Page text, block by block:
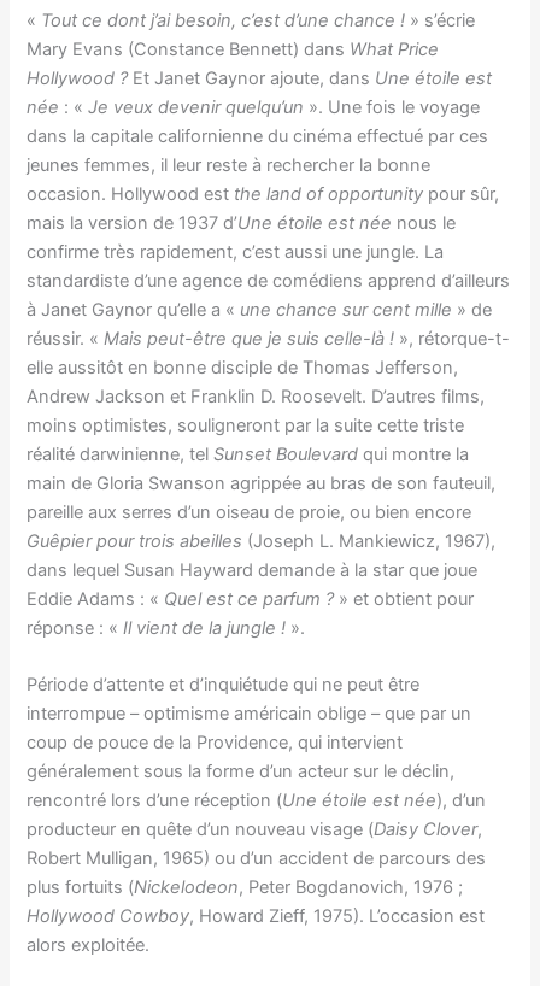
« Tout ce dont j’ai besoin, c’est d’une chance ! » s’écrie
Mary Evans (Constance Bennett) dans What Price
Hollywood ? Et Janet Gaynor ajoute, dans Une étoile est
née : «Je veux devenir quelqu’un ». Une fois le voyage
dans la capitale californienne du cinéma effectué par ces
jeunes femmes, il leur reste à rechercher la bonne
occasion. Hollywood est the land of opportunity pour sûr,
mais la version de 1937 d’Une étoile est née nous le
confirme très rapidement, c’est aussi une jungle. La
standardiste d’une agence de comédiens apprend d’ailleurs
à Janet Gaynor qu’elle a « une chance sur cent mille » de
réussir. «Mais peut-être que je suis celle-là ! », rétorque-t-
elle aussitôt en bonne disciple de Thomas Jefferson,
Andrew Jackson et Franklin D. Roosevelt. D’autres films,
moins optimistes, souligneront par la suite cette triste
réalité darwinienne, telSunset Boulevard qui montre la
main de Gloria Swanson agrippée au bras de son fauteuil,
pareille aux serres d’un oiseau de proie, ou bien encore
Guêpier pour trois abeilles (Joseph L. Mankiewicz, 1967),
dans lequel Susan Hayward demande à la star que joue
Eddie Adams : « Quel est ce parfum ?» et obtient pour
réponse : «Il vient de la jungle ! ».
Période d’attente et d’inquiétude qui ne peut être
interrompue – optimisme américain oblige – que par un
coup de pouce de la Providence, qui intervient
généralement sous la forme d’un acteur sur le déclin,
rencontré lors d’une réception (Une étoile est née), d’un
producteur en quête d’un nouveau visage (Daisy Clover,
Robert Mulligan, 1965) ou d’un accident de parcours des
plus fortuits (Nickelodeon, Peter Bogdanovich, 1976 ;
Hollywood Cowboy, Howard Zieff, 1975). L’occasion est
alors exploitée.